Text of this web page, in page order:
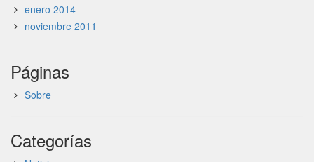
enero 2014
noviembre 2011
Páginas
Sobre
Categorías